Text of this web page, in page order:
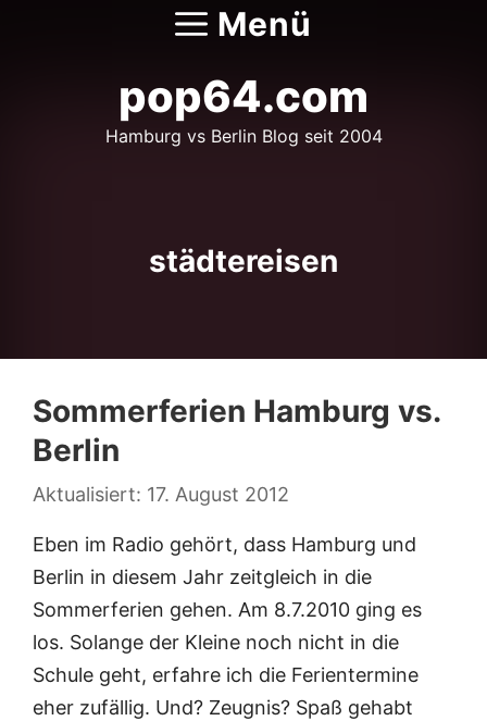
Menü
pop64.com
Hamburg vs Berlin Blog seit 2004
städtereisen
Sommerferien Hamburg vs.
Berlin
17. August 2012
Eben im Radio gehört, dass Hamburg und
Berlin in diesem Jahr zeitgleich in die
Sommerferien gehen. Am 8.7.2010 ging es
los. Solange der Kleine noch nicht in die
Schule geht, erfahre ich die Ferientermine
eher zufällig. Und? Zeugnis? Spaß gehabt